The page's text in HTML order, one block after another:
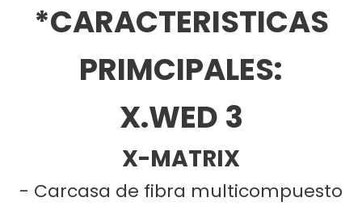
*CARACTERISTICAS
PRIMCIPALES:
X.WED 3
X-MATRIX
- Carcasa de fibra multicompuesto